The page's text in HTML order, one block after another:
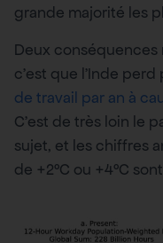
grande majorité les
Deux conséquences
c’est que l’Inde perd
de travail par an à
C’est de très loin le
sujet, et les chiffres
de +2°C ou +4°C